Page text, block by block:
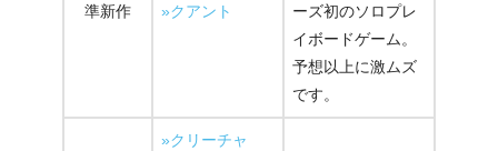
準新作 »クアント
ーズ初のソロプレ
イボードゲーム。
予想以上に激ムズ
です。
»クリーチャ